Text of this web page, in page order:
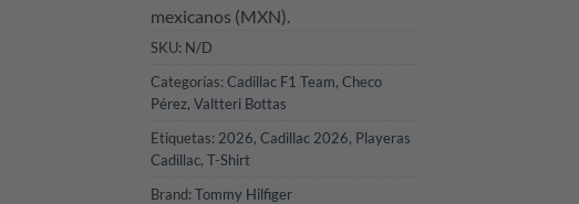
mexicanos (MXN).
SKU: N/D
Categorías: Cadillac F1 Team, Checo
Pérez, Valtteri Bottas
Etiquetas: 2026, Cadillac 2026, Playeras
Cadillac, T-Shirt
Brand: Tommy Hilfiger